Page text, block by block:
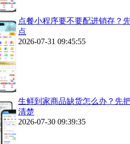
点餐小程序要不要配进销存？
点
2026-07-31 09:45:55
生鲜到家商品缺货怎么办？先
清楚
2026-07-30 09:39:35